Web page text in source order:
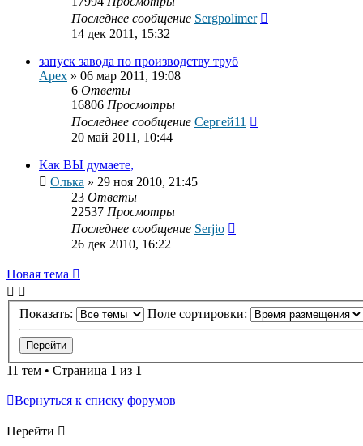
Последнее сообщение Sergpolimer
14 дек 2011, 15:32
запуск завода по производству труб
Apex » 06 мар 2011, 19:08
6 Ответы
16806 Просмотры
Последнее сообщение Сергей11
20 май 2011, 10:44
Как ВЫ думаете,
Олька » 29 ноя 2010, 21:45
23 Ответы
22537 Просмотры
Последнее сообщение Serjio
26 дек 2010, 16:22
Новая тема
Показать: Поле сортировки:
11 тем • Страница 1 из 1
Вернуться к списку форумов
Перейти